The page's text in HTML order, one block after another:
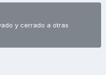
y cerrado a otras